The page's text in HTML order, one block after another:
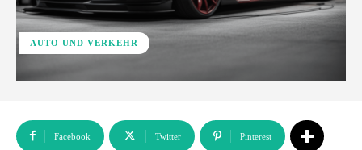
AUTO UND VERKEHR
Facebook Twitter Pinterest